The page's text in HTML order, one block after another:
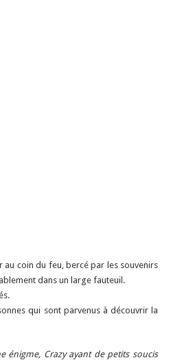
coin du feu, bercé par les souvenirs
dans un large fauteuil.
qui sont parvenus à découvrir la
énigme, Crazy ayant de petits soucis